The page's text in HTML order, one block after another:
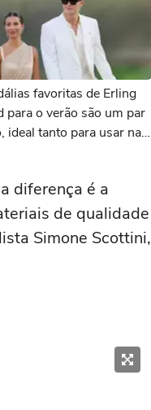
favoritas de Erling
para o verão são um par
ideal tanto para usar na
diferença é a
de qualidade
Simone Scottini,